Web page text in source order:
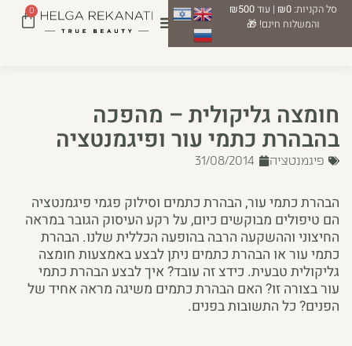
סל הקניות:₪0 | עוד₪500
והמשלוח חינם! 🎁
0
חומצה גליקולית – מהפכה
בהבהרת כתמי עור ופיגמנטציה
פיגמנטציה 31/08/2014
הבהרת כתמי עור, הבהרת כתמים וסילוק פגמי פיגמנטציה
הם טיפולים מבוקשים כיום, על רקע העיסוק הגובר במראה
החיצוני וההשקעה הרבה בהופעה הכללית שלנו. הבהרת
כתמי עור או הבהרת כתמים ניתן לבצע באמצעות חומצה
גליקולית טבעית. כידצ זה עובד? איך לבצע הבהרת כתמי
עור בצורה זו? האם הבהרת כתמים משיגה מראה אחיד של
הפנים? כל התשובות בפנים.